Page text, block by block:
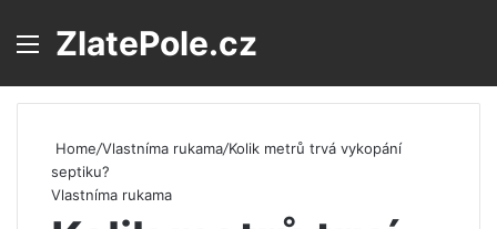
Menu
ZlatePole.cz
Home/Vlastníma rukama/Kolik metrů trvá vykopání
septiku?
Vlastníma rukama